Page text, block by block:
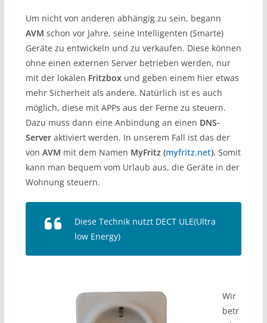
Um nicht von anderen abhängig zu sein, begann
AVM schon vor Jahre, seine Intelligenten (Smarte)
Geräte zu entwickeln und zu verkaufen. Diese können
ohne einen externen Server betrieben werden, nur
mit der lokalen Fritzboxund geben einem hier etwas
mehr Sicherheit als andere. Natürlich ist es auch
möglich, diese mit APPs aus der Ferne zu steuern.
Dazu muss dann eine Anbindung an einen DNS-
Serveraktiviert werden. In unserem Fall ist das der
von AVM mit dem Namen MyFritz (myfritz.net). Somit
kann man bequem vom Urlaub aus, die Geräte in der
Wohnung steuern.
Diese Technik nutzt DECT ULE(Ultra
low Energy)
Wir
betr